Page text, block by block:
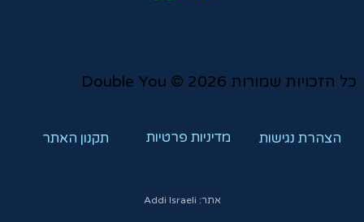
Addi Israeli :אתר
הצהרת נגישות מדיניות פרטיות תקנון האתר
כל הזכויות שמורות 2026 © Double You